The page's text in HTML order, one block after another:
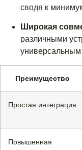
сводя к
Широкая
различными
Преимущество
Простая интеграция
Повышенная